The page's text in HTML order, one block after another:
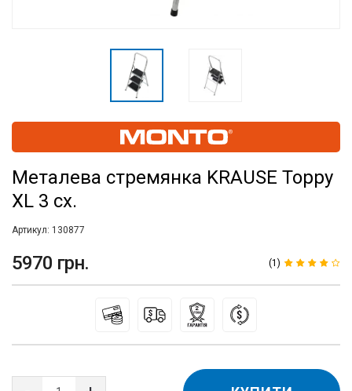
Металева стремянка KRAUSE Toppy
XL 3 сх.
Артикул: 130877
5970 грн. (1)